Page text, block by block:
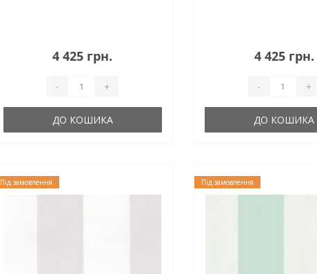
4 425 грн.
- +
ДО КОШИКА
4 425 грн.
- +
ДО КОШИКА
Під замовлення Під замовлення